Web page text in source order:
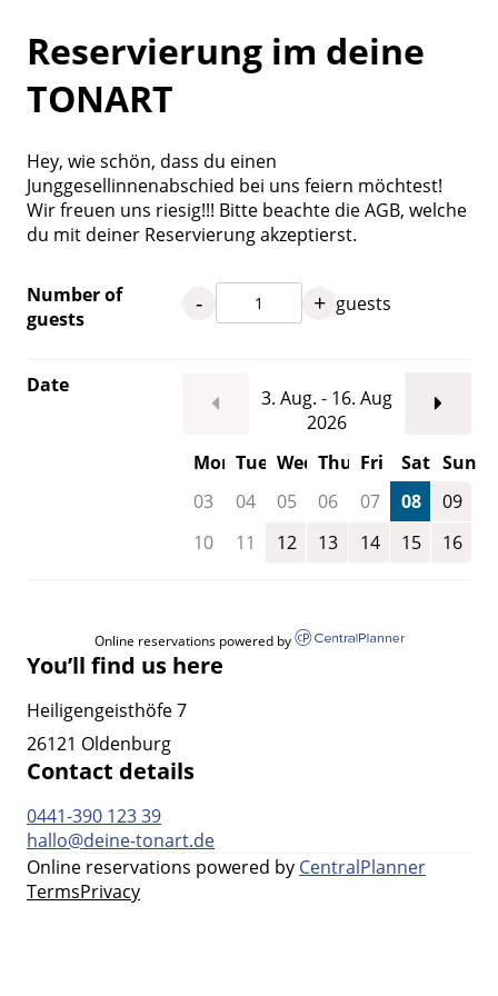
Reservierung im deine
TONART
Hey, wie schön, dass du einen
Junggesellinnenabschied bei uns feiern möchtest!
Wir freuen uns riesig!!! Bitte beachte die AGB, welche
du mit deiner Reservierung akzeptierst.
Number of
guests
- + guests
Date
3. Aug. - 16. Aug
2026
Mon Tue Wed Thu Fri Sat Sun
03
04 05 06 07 08
09
10
11 12 13 14 15 16
Online reservations powered by
You’ll find us here
Heiligengeisthöfe 7
26121 Oldenburg
Contact details
0441-390 123 39
hallo@deine-tonart.de
Online reservations powered by CentralPlanner
TermsPrivacy